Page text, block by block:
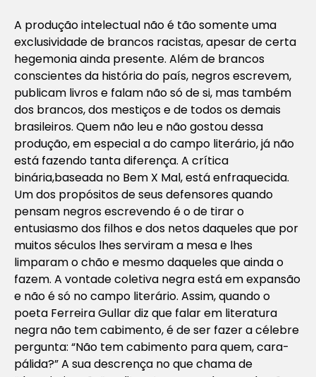
A produção intelectual não é tão somente uma
exclusividade de brancos racistas, apesar de certa
hegemonia ainda presente. Além de brancos
conscientes da história do país, negros escrevem,
publicam livros e falam não só de si, mas também
dos brancos, dos mestiços e de todos os demais
brasileiros. Quem não leu e não gostou dessa
produção, em especial a do campo literário, já não
está fazendo tanta diferença. A crítica
binária,baseada no Bem X Mal, está enfraquecida.
Um dos propósitos de seus defensores quando
pensam negros escrevendo é o de tirar o
entusiasmo dos filhos e dos netos daqueles que por
muitos séculos lhes serviram a mesa e lhes
limparam o chão e mesmo daqueles que ainda o
fazem. A vontade coletiva negra está em expansão
e não é só no campo literário. Assim, quando o
poeta Ferreira Gullar diz que falar em literatura
negra não tem cabimento, é de ser fazer a célebre
pergunta: “Não tem cabimento para quem, cara-
pálida?” A sua descrença no que chama de